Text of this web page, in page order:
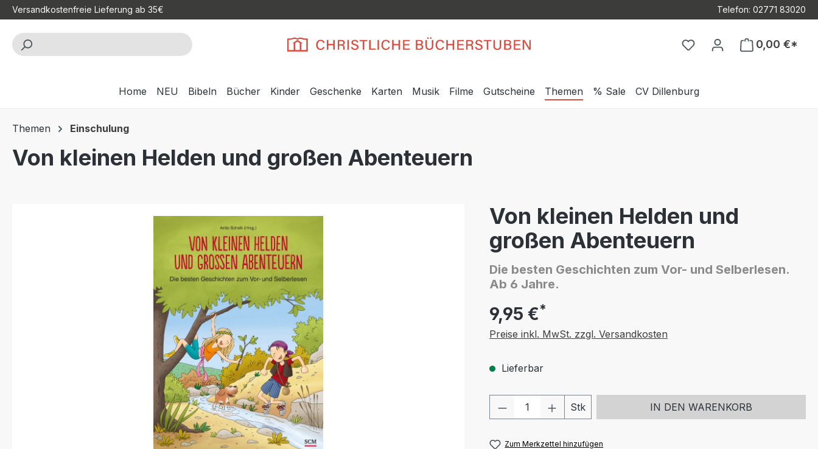
Hauptinhalt springen
Zur Suche springen
Zur Hauptnavigation springen
Versandkostenfreie Lieferung ab 35€ Telefon: 02771 83020
Du hast 0 Produkte auf
0,00 €*
Home NEU Bibeln Bücher Kinder Geschenke Karten Musik Filme Gutscheine Themen % Sale CV Dillenburg
Themen Einschulung
Von kleinen Helden und großen Abenteuern
Von kleinen Helden und
großen Abenteuern
Die besten Geschichten zum Vor- und Selberlesen.
Ab 6 Jahre.
9,95 €*
Preise inkl. MwSt. zzgl. Versandkosten
Lieferbar
Produkt Anzahl: Gib den gewünschten Wert
Stk IN DEN WARENKORB
Zum Merkzettel hinzufügen